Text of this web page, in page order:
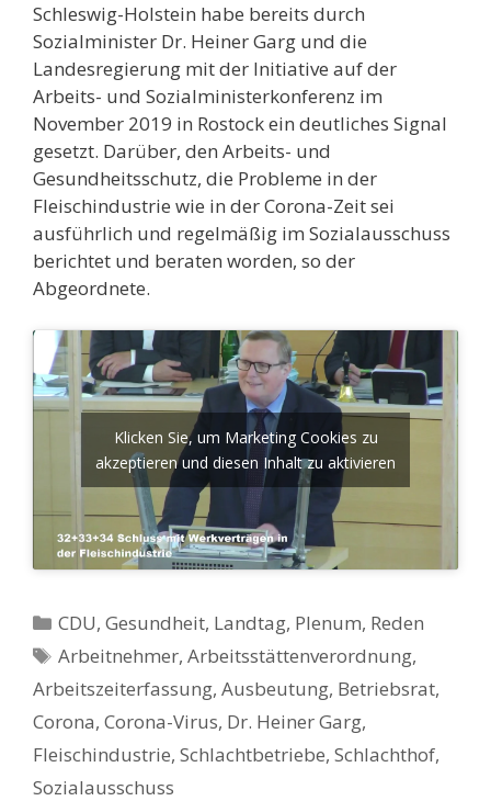
Schleswig-Holstein habe bereits durch
Sozialminister Dr. Heiner Garg und die
Landesregierung mit der Initiative auf der
Arbeits- und Sozialministerkonferenz im
November 2019 in Rostock ein deutliches Signal
gesetzt. Darüber, den Arbeits- und
Gesundheitsschutz, die Probleme in der
Fleischindustrie wie in der Corona-Zeit sei
ausführlich und regelmäßig im Sozialausschuss
berichtet und beraten worden, so der
Abgeordnete.
Klicken Sie, um Marketing Cookies zu
akzeptieren und diesen Inhalt zu aktivieren
Kategorien
CDU,Gesundheit, Landtag, Plenum, Reden
Schlagwörter
Arbeitnehmer,Arbeitsstättenverordnung,
Arbeitszeiterfassung, Ausbeutung, Betriebsrat,
Corona, Corona-Virus, Dr. Heiner Garg,
Fleischindustrie, Schlachtbetriebe, Schlachthof,
Sozialausschuss